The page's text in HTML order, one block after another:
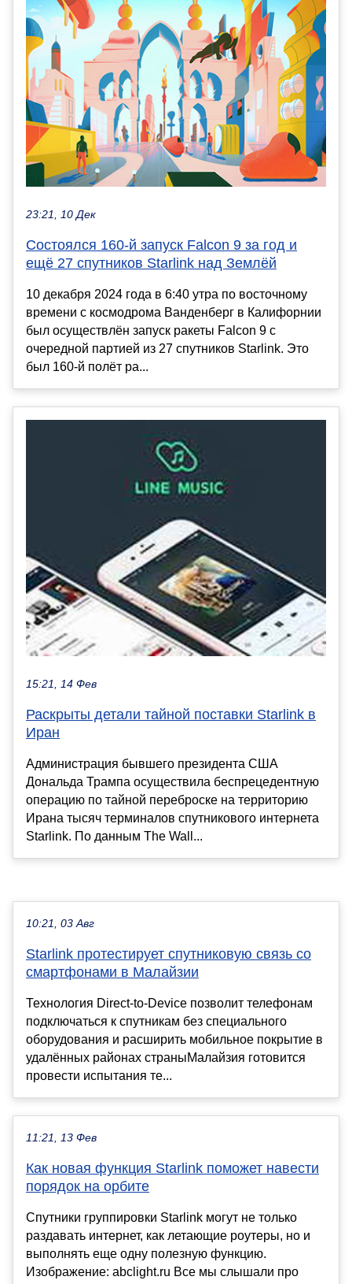
23:21, 10 Дек
Состоялся 160-й запуск Falcon 9 за год и
ещё 27 спутников Starlink над Землёй
10 декабря 2024 года в 6:40 утра по восточному
времени с космодрома Ванденберг в Калифорнии
был осуществлён запуск ракеты Falcon 9 с
очередной партией из 27 спутников Starlink. Это
был 160-й полёт ра...
15:21, 14 Фев
Раскрыты детали тайной поставки Starlink в
Иран
Администрация бывшего президента США
Дональда Трампа осуществила беспрецедентную
операцию по тайной переброске на территорию
Ирана тысяч терминалов спутникового интернета
Starlink. По данным The Wall...
10:21, 03 Авг
Starlink протестирует спутниковую связь со
смартфонами в Малайзии
Технология Direct-to-Device позволит телефонам
подключаться к спутникам без специального
оборудования и расширить мобильное покрытие в
удалённых районах страныМалайзия готовится
провести испытания те...
11:21, 13 Фев
Как новая функция Starlink поможет навести
порядок на орбите
Спутники группировки Starlink могут не только
раздавать интернет, как летающие роутеры, но и
выполнять еще одну полезную функцию.
Изображение: abclight.ru Все мы слышали про